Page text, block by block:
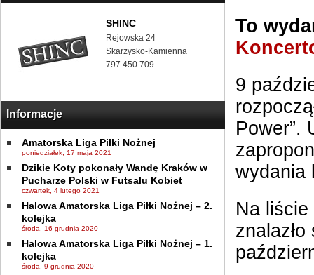
SHINC
Rejowska 24
Skarżysko-Kamienna
797 450 709
Informacje
Amatorska Liga Piłki Nożnej
poniedziałek, 17 maja 2021
Dzikie Koty pokonały Wandę Kraków w
Pucharze Polski w Futsalu Kobiet
czwartek, 4 lutego 2021
Halowa Amatorska Liga Piłki Nożnej – 2.
kolejka
środa, 16 grudnia 2020
Halowa Amatorska Liga Piłki Nożnej – 1.
kolejka
środa, 9 grudnia 2020
To
9
Power”.
wydania
Na